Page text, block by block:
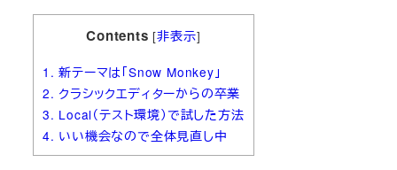
Contents [非表示]
1. 新テーマは「Snow Monkey」
2. クラシックエディターからの卒業
3. Local（テスト環境）で試した方法
4. いい機会なので全体見直し中